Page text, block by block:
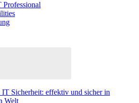
Sicherheit: effektiv und sicher in
Welt